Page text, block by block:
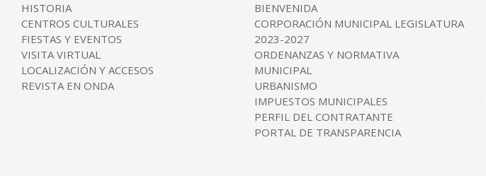
HISTORIA
CENTROS CULTURALES
FIESTAS Y EVENTOS
VISITA VIRTUAL
LOCALIZACIÓN Y ACCESOS
REVISTA EN ONDA
BIENVENIDA
CORPORACIÓN MUNICIPAL LEGISLATURA
2023-2027
ORDENANZAS Y NORMATIVA
MUNICIPAL
URBANISMO
IMPUESTOS MUNICIPALES
PERFIL DEL CONTRATANTE
PORTAL DE TRANSPARENCIA